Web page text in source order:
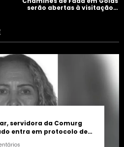
serão abertas à visitação
servidora da Comurg
entra em protocolo de